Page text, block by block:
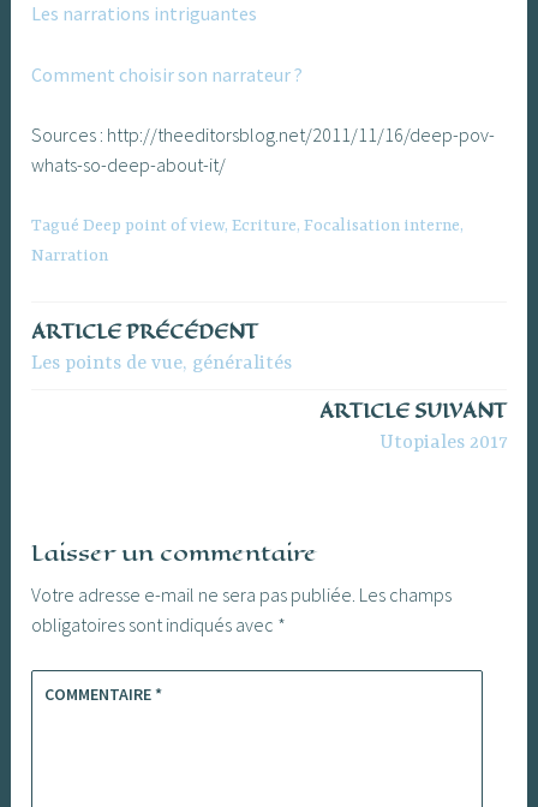
Les narrations intriguantes
Comment choisir son narrateur ?
Sources : http://theeditorsblog.net/2011/11/16/deep-pov-
whats-so-deep-about-it/
TaguéDeep point of view,Ecriture,Focalisation interne,
Narration
Navigation
ARTICLE PRÉCÉDENT
Les points de vue, généralités
ARTICLE SUIVANT
Utopiales 2017
Laisser un commentaire
Votre adresse e-mail ne sera pas publiée. Les champs
obligatoires sont indiqués avec *
COMMENTAIRE*